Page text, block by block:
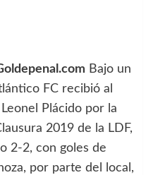
Bajo un
FC recibió al
Plácido por la
2019 de la LDF,
2-2, con goles de
por parte del local,